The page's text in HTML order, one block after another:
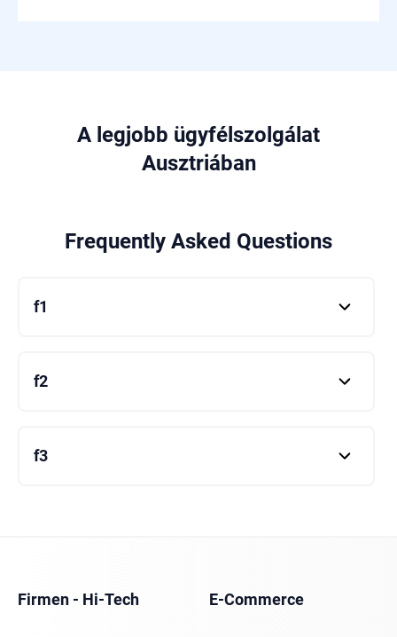
A legjobb ügyfélszolgálat
Ausztriában
Frequently Asked Questions
f1
f2
f3
Firmen - Hi-Tech E-Commerce